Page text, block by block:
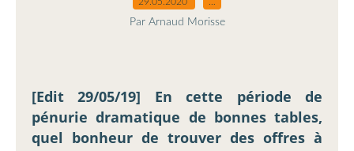
Par Arnaud Morisse
[Edit 29/05/19] En cette période de
pénurie dramatique de bonnes tables,
quel bonheur de trouver des offres à